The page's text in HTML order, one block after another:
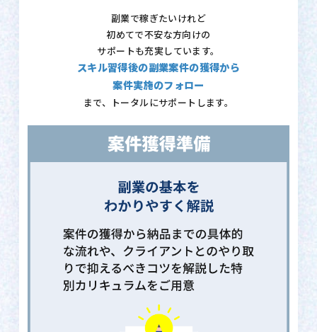
副業で稼ぎたいけれど
初めてで不安な方向けの
サポートも充実しています。
スキル習得後の副業案件の獲得から
案件実施のフォロー
まで、トータルにサポートします。